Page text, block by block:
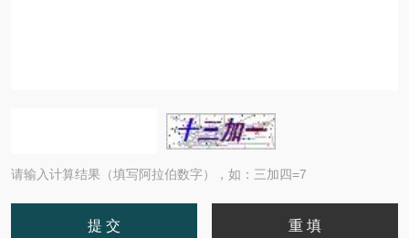
请输入计算结果（填写阿拉伯数字），如：三加四=7